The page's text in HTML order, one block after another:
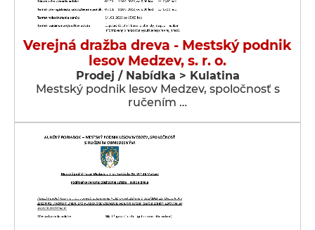
Verejná dražba dreva - Mestský podnik
lesov Medzev, s. r. o.
Prodej / Nabídka > Kulatina
Mestský podnik lesov Medzev, spoločnosť s
ručením …